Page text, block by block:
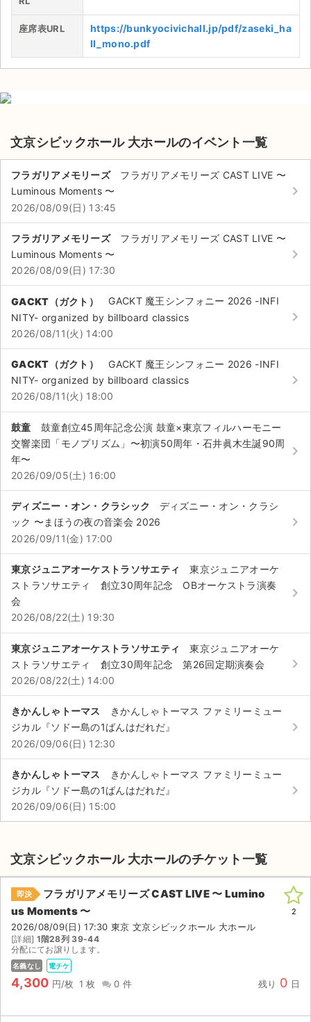
サイト情報
チケットジャム運営会社
チケットジャム利用規約
プライバシーポリシー
特定商取引法に基づく表記
公演登録依頼
不正転売禁止法について
チケットジャムの取り組み
音楽情報
座席表URL
https://bunkyocivichall.jp/pdf/zaseki_ha
ll_mono.pdf
文京シビックホール 大ホールのイベント一覧
フラガリアメモリーズ
フラガリアメモリーズ CAST LIVE 〜
Luminous Moments 〜
2026/08/09(日) 13:45
keyboard_arrow_right
フラガリアメモリーズ
フラガリアメモリーズ CAST LIVE 〜
Luminous Moments 〜
2026/08/09(日) 17:30
keyboard_arrow_right
GACKT（ガクト）
GACKT 魔王シンフォニー 2026 -INFI
NITY- organized by billboard classics
2026/08/11(火) 14:00
keyboard_arrow_right
GACKT（ガクト）
GACKT 魔王シンフォニー 2026 -INFI
NITY- organized by billboard classics
2026/08/11(火) 18:00
keyboard_arrow_right
鼓童
鼓童創立45周年記念公演 鼓童×東京フィルハーモニー
交響楽団「モノプリズム」〜初演50周年・石井眞木生誕90周
年〜
2026/09/05(土) 16:00
keyboard_arrow_right
ディズニー・オン・クラシック
ディズニー・オン・クラシ
ック 〜まほうの夜の音楽会 2026
2026/09/11(金) 17:00
keyboard_arrow_right
東京ジュニアオーケストラソサエティ
東京ジュニアオーケ
ストラソサエティ 創立30周年記念 OBオーケストラ演奏
会
2026/08/22(土) 19:30
keyboard_arrow_right
東京ジュニアオーケストラソサエティ
東京ジュニアオーケ
ストラソサエティ 創立30周年記念 第26回定期演奏会
2026/08/22(土) 14:00
keyboard_arrow_right
きかんしゃトーマス
きかんしゃトーマス ファミリーミュー
ジカル『ソドー島の1ばんはだれだ』
2026/09/06(日) 12:30
keyboard_arrow_right
きかんしゃトーマス
きかんしゃトーマス ファミリーミュー
ジカル『ソドー島の1ばんはだれだ』
2026/09/06(日) 15:00
keyboard_arrow_right
文京シビックホール 大ホールのチケット一覧
即決
フラガリアメモリーズ CAST LIVE 〜 Lumino
us Moments 〜
2026/08/09(日) 17:30 東京 文京シビックホール 大ホール
[詳細] 1階28列 39-44
分配にてお譲りします。
名義なし 電チケ
4,300 円/枚 1 枚 0 件 残り 0 日
2